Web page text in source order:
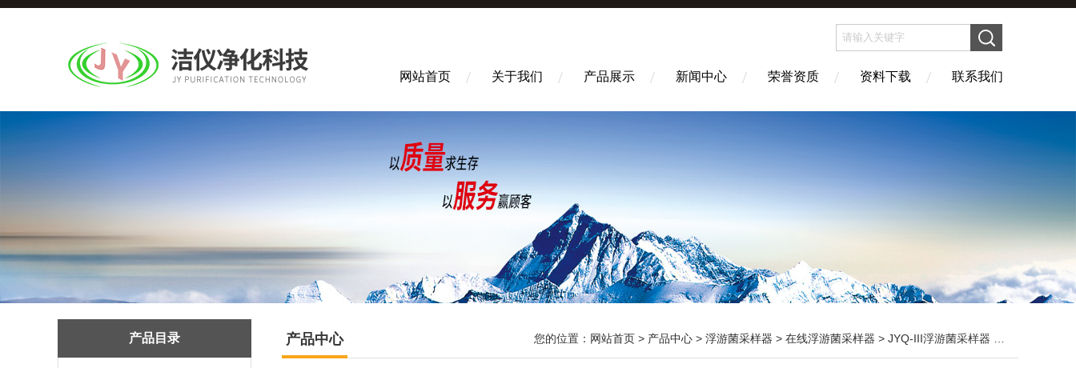
网站首页 关于我们 产品展示 新闻中心 荣誉资质 资料下载 联系我们
产品目录 产品中心 您的位置： 网站首页 > 产品中心 > 浮游菌采样器 > 在线浮游菌采样器 > JYQ-III浮游菌采样器 空气微生物采样器